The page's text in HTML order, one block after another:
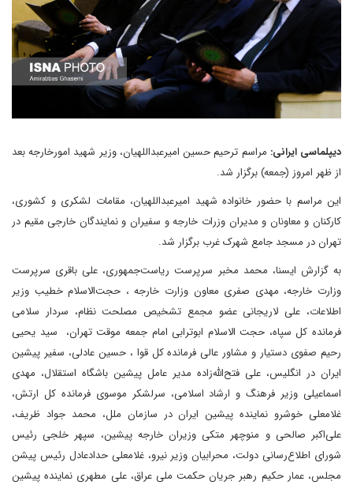
دیپلماسی ایرانی: مراسم ترحیم حسین امیرعبداللهیان، وزیر شهید امورخارجه بعد
از ظهر امروز (جمعه) برگزار شد.
این مراسم با حضور خانواده شهید امیرعبداللهیان، مقامات لشکری و کشوری،
کارکنان و معاونان و مدیران وزرات خارجه و سفیران و نمایندگان خارجی مقیم در
تهران در مسجد جامع شهرک غرب برگزار شد.
به گزارش ایسنا، محمد مخبر سرپرست ریاست‌جمهوری، علی باقری سرپرست
وزارت خارجه، مهدی صفری معاون وزارت خارجه ، حجت‌الاسلام خطیب وزیر
اطلاعات، علی لاریجانی عضو مجمع تشخیص مصلحت نظام، سردار سلامی
فرمانده کل سپاه، حجت الاسلام ابوترابی امام جمعه موقت تهران، سید یحیی
رحیم صفوی دستیار و مشاور عالی فرمانده کل قوا ، حسین عادلی، سفیر پیشین
ایران در انگلیس، علی فتح‌الله‌زاده مدیر عامل پیشین باشگاه استقلال، مهدی
اسماعیلی وزیر فرهنگ و ارشاد اسلامی، سرلشکر موسوی فرمانده کل ارتش،
غلامعلی خوشرو نماینده پیشین ایران در سازمان ملل، محمد جواد ظریف،
علی‌اکبر صالحی و منوچهر متکی وزیران خارجه پیشین، سپهر خلجی رئیس
شورای اطلاع‌رسانی دولت، محرابیان وزیر نیرو، غلامعلی حدادعادل رئیس پیشن
مجلس، عمار حکیم رهبر جریان حکمت ملی عراق، علی مطهری نماینده پیشین